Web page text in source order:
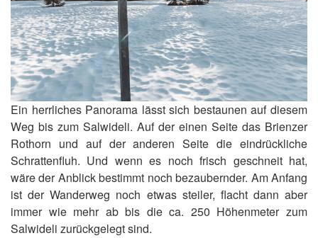
Ein herrliches Panorama lässt sich bestaunen auf diesem
Weg bis zum Salwideli. Auf der einen Seite das Brienzer
Rothorn und auf der anderen Seite die eindrückliche
Schrattenfluh. Und wenn es noch frisch geschneit hat,
wäre der Anblick bestimmt noch bezaubernder. Am Anfang
ist der Wanderweg noch etwas steiler, flacht dann aber
immer wie mehr ab bis die ca. 250 Höhenmeter zum
Salwideli zurückgelegt sind.